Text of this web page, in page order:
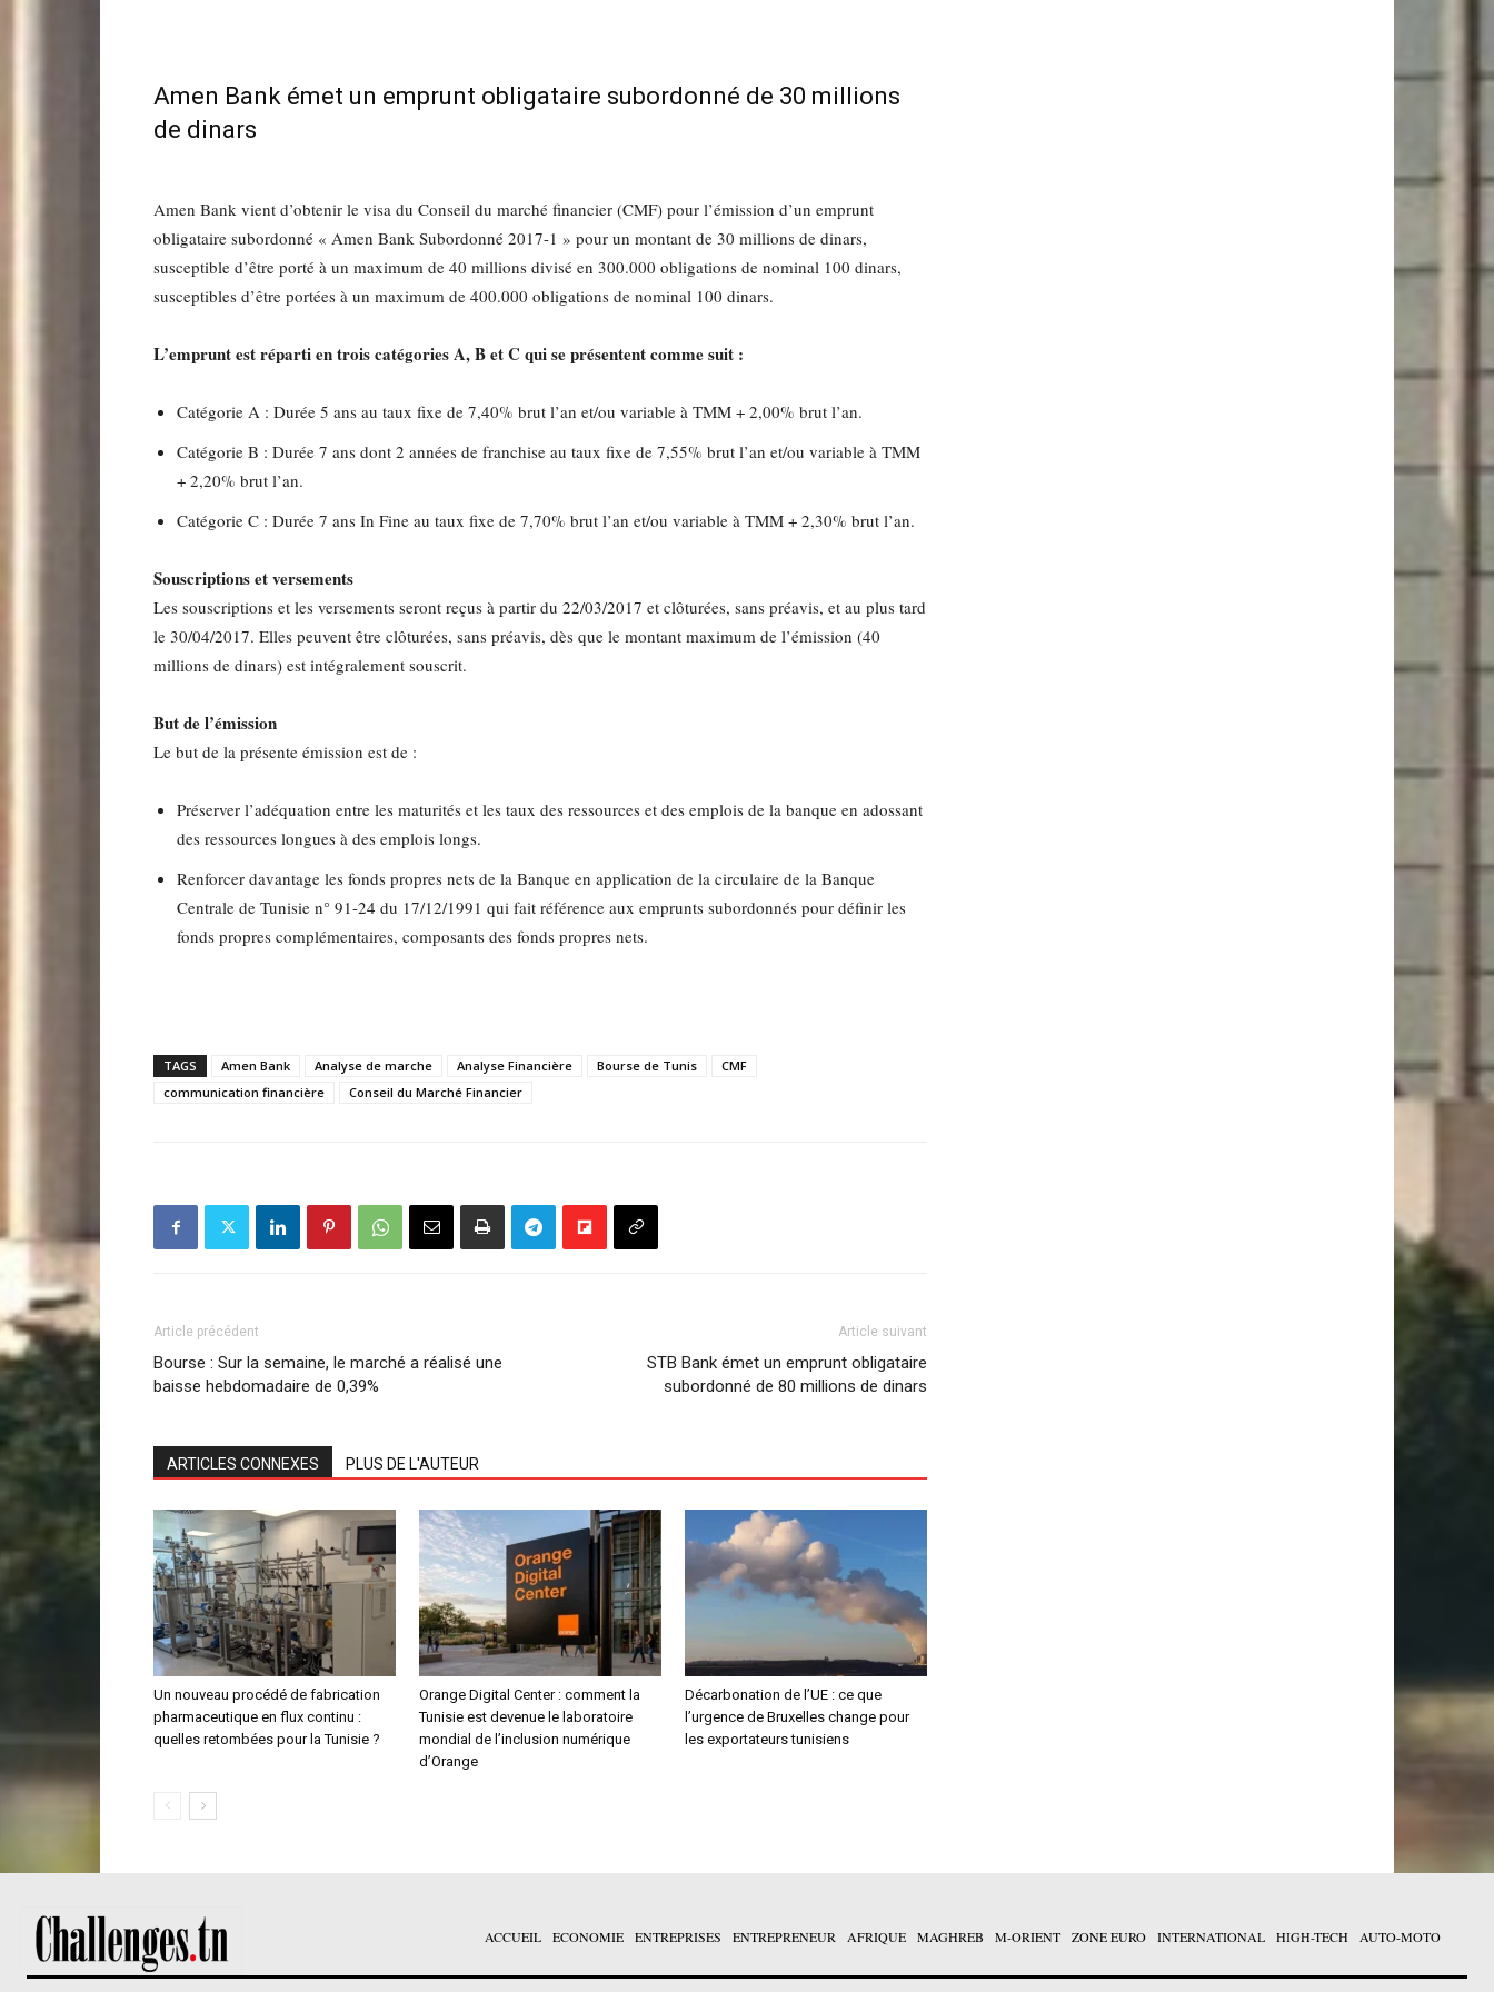
Amen Bank émet un emprunt obligataire subordonné de 30 millions
de dinars
Amen Bank vient d’obtenir le visa du Conseil du marché financier (CMF) pour l’émission d’un emprunt
obligataire subordonné « Amen Bank Subordonné 2017-1 » pour un montant de 30 millions de dinars,
susceptible d’être porté à un maximum de 40 millions divisé en 300.000 obligations de nominal 100 dinars,
susceptibles d’être portées à un maximum de 400.000 obligations de nominal 100 dinars.
L’emprunt est réparti en trois catégories A, B et C qui se présentent comme suit :
Catégorie A : Durée 5 ans au taux fixe de 7,40% brut l’an et/ou variable à TMM + 2,00% brut l’an.
Catégorie B : Durée 7 ans dont 2 années de franchise au taux fixe de 7,55% brut l’an et/ou variable à TMM
+ 2,20% brut l’an.
Catégorie C : Durée 7 ans In Fine au taux fixe de 7,70% brut l’an et/ou variable à TMM + 2,30% brut l’an.
Souscriptions et versements
Les souscriptions et les versements seront reçus à partir du 22/03/2017 et clôturées, sans préavis, et au plus tard
le 30/04/2017. Elles peuvent être clôturées, sans préavis, dès que le montant maximum de l’émission (40
millions de dinars) est intégralement souscrit.
But de l’émission
Le but de la présente émission est de :
Préserver l’adéquation entre les maturités et les taux des ressources et des emplois de la banque en adossant
des ressources longues à des emplois longs.
Renforcer davantage les fonds propres nets de la Banque en application de la circulaire de la Banque
Centrale de Tunisie n° 91-24 du 17/12/1991 qui fait référence aux emprunts subordonnés pour définir les
fonds propres complémentaires, composants des fonds propres nets.
TAGS Amen Bank Analyse de marche Analyse Financière Bourse de Tunis
CMF
communication financière
Conseil du Marché Financier
Article précédent
Bourse : Sur la semaine, le marché a réalisé une
baisse hebdomadaire de 0,39%
Article suivant
STB Bank émet un emprunt obligataire
subordonné de 80 millions de dinars
ARTICLES CONNEXES PLUS DE L'AUTEUR
Un nouveau procédé de fabrication
pharmaceutique en flux continu :
quelles retombées pour la Tunisie ?
Orange Digital Center : comment la
Tunisie est devenue le laboratoire
mondial de l’inclusion numérique
d’Orange
Décarbonation de l’UE : ce que
l’urgence de Bruxelles change pour
les exportateurs tunisiens
ACCUEIL ECONOMIE ENTREPRISES ENTREPRENEUR AFRIQUE MAGHREB M-ORIENT ZONE EURO INTERNATIONAL HIGH-TECH AUTO-MOTO